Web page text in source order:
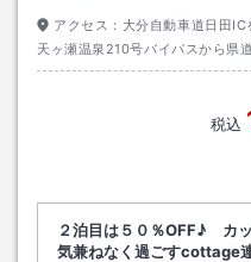
アクセス： 大分自動車道日田IC
天ヶ瀬温泉210号バイパスから県
セ山水峡入口の管理事務所で受付
税込
２泊目は５０％OFF♪ カ
気兼ねなく過ごすcottage